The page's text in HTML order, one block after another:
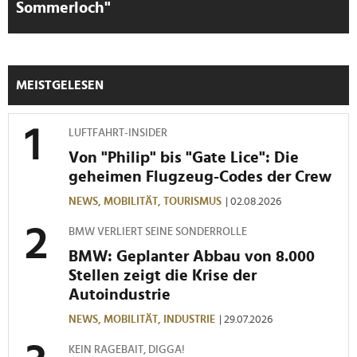
Sommerloch"
MEISTGELESEN
LUFTFAHRT-INSIDER
Von "Philip" bis "Gate Lice": Die
geheimen Flugzeug-Codes der Crew
NEWS, MOBILITÄT, TOURISMUS | 02.08.2026
BMW VERLIERT SEINE SONDERROLLE
BMW: Geplanter Abbau von 8.000
Stellen zeigt die Krise der
Autoindustrie
NEWS, MOBILITÄT, INDUSTRIE | 29.07.2026
KEIN RAGEBAIT, DIGGA!